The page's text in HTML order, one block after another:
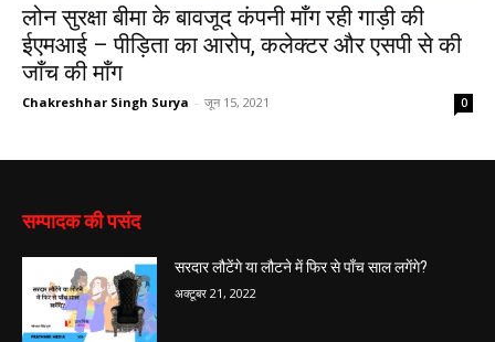
लोन सुरक्षा बीमा के बावजूद कंपनी माँग रही गाड़ी की
ईएमआई – पीड़िता का आरोप, कलेक्टर और एसपी से की
जाँच की माँग
Chakreshhar Singh Surya - जून 15, 2021 0
सम्पादक की पसंद
सरदार लौटेंगे या लौटने में फिर से पाँच साल लगेंगे?
अक्टूबर 21, 2022